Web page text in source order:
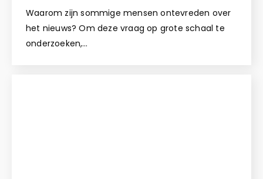
Waarom zijn sommige mensen ontevreden over
het nieuws? Om deze vraag op grote schaal te
onderzoeken,…